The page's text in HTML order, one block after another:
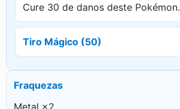
Cure 30 de danos deste Pokémon.
Tiro Mágico (50)
Fraquezas
Metal ×2